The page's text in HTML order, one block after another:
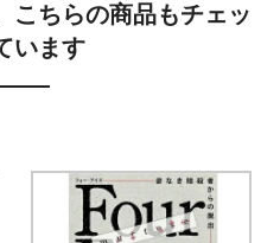
こちらの商品もチェッ
います